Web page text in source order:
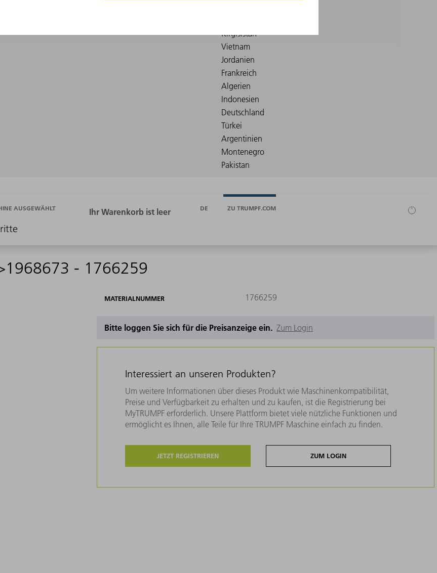
AUSGEWÄHLT DE ZU TRUMPF.COM
- 1766259
MATERIALNUMMER 1766259
Bitte loggen Sie sich für die Preisanzeige ein. Zum Login
Interessiert an unseren Produkten?
Um weitere Informationen über dieses Produkt wie Maschinenkompatibilität,
Preise und Verfügbarkeit zu erhalten und zu kaufen, ist die Registrierung bei
MyTRUMPF erforderlich. Unsere Plattform bietet viele nützliche Funktionen und
ermöglicht es Ihnen, alle Teile für Ihre TRUMPF Maschine einfach zu finden.
JETZT REGISTRIEREN ZUM LOGIN